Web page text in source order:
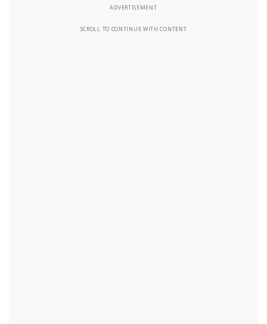
ADVERTISEMENT
SCROLL TO CONTINUE WITH CONTENT